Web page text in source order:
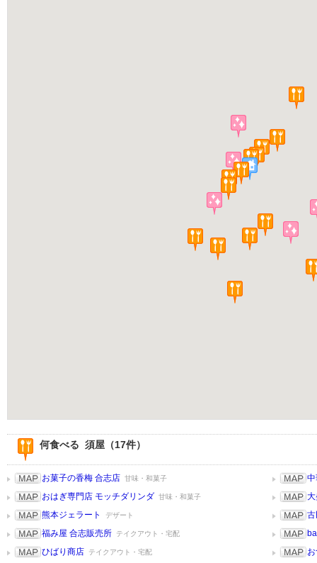
何食べる 須屋（17件）
お菓子の香梅 合志店 甘味・和菓子
おはぎ専門店 モッチダリンダ 甘味・和菓子
熊本ジェラート
デザート
福み屋 合志販売所
テイクアウト・宅配
ひばり商店
テイクアウト・宅配